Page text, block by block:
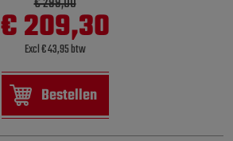
€ 209,30
Excl € 43,95 btw
Bestellen